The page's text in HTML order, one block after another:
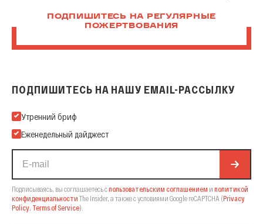
ПОДПИШИТЕСЬ НА РЕГУЛЯРНЫЕ
ПОЖЕРТВОВАНИЯ
ПОДПИШИТЕСЬ НА НАШУ EMAIL-РАССЫЛКУ
Подпишитесь на нашу Email-рассылку
Утренний бриф
Еженедельный дайджест
Подписываясь, вы соглашаетесь спользовательским соглашением и политикой
конфиденциальности The Insider, а также с условиями Google reCAPTCHA (Privacy
Policy Terms of Service).